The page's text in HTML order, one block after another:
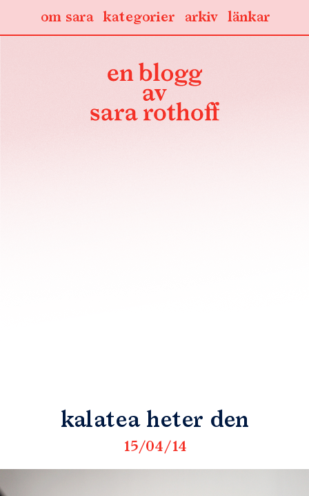
länkar
arkiv
kategorier
om sara
kalatea heter den
15/04/14